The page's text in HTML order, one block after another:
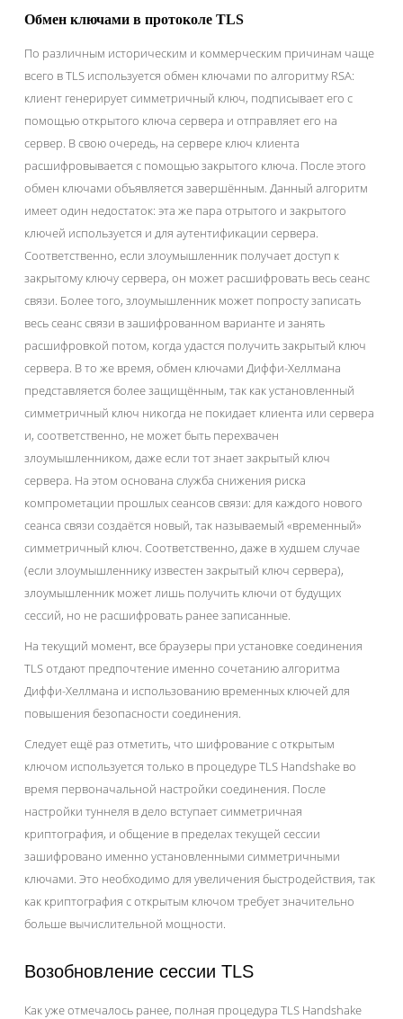
Обмен ключами в протоколе TLS
По различным историческим и коммерческим причинам чаще
всего в TLS используется обмен ключами по алгоритму RSA:
клиент генерирует симметричный ключ, подписывает его с
помощью открытого ключа сервера и отправляет его на
сервер. В свою очередь, на сервере ключ клиента
расшифровывается с помощью закрытого ключа. После этого
обмен ключами объявляется завершённым. Данный алгоритм
имеет один недостаток: эта же пара отрытого и закрытого
ключей используется и для аутентификации сервера.
Соответственно, если злоумышленник получает доступ к
закрытому ключу сервера, он может расшифровать весь сеанс
связи. Более того, злоумышленник может попросту записать
весь сеанс связи в зашифрованном варианте и занять
расшифровкой потом, когда удастся получить закрытый ключ
сервера. В то же время, обмен ключами Диффи-Хеллмана
представляется более защищённым, так как установленный
симметричный ключ никогда не покидает клиента или сервера
и, соответственно, не может быть перехвачен
злоумышленником, даже если тот знает закрытый ключ
сервера. На этом основана служба снижения риска
компрометации прошлых сеансов связи: для каждого нового
сеанса связи создаётся новый, так называемый «временный»
симметричный ключ. Соответственно, даже в худшем случае
(если злоумышленнику известен закрытый ключ сервера),
злоумышленник может лишь получить ключи от будущих
сессий, но не расшифровать ранее записанные.
На текущий момент, все браузеры при установке соединения
TLS отдают предпочтение именно сочетанию алгоритма
Диффи-Хеллмана и использованию временных ключей для
повышения безопасности соединения.
Следует ещё раз отметить, что шифрование с открытым
ключом используется только в процедуре TLS Handshake во
время первоначальной настройки соединения. После
настройки туннеля в дело вступает симметричная
криптография, и общение в пределах текущей сессии
зашифровано именно установленными симметричными
ключами. Это необходимо для увеличения быстродействия, так
как криптография с открытым ключом требует значительно
больше вычислительной мощности.
Возобновление сессии TLS
Как уже отмечалось ранее, полная процедура TLS Handshake